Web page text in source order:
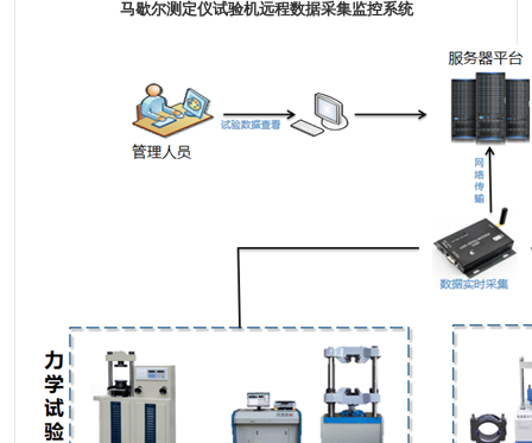
马歇尔测定仪试验机远程数据采集监控系统